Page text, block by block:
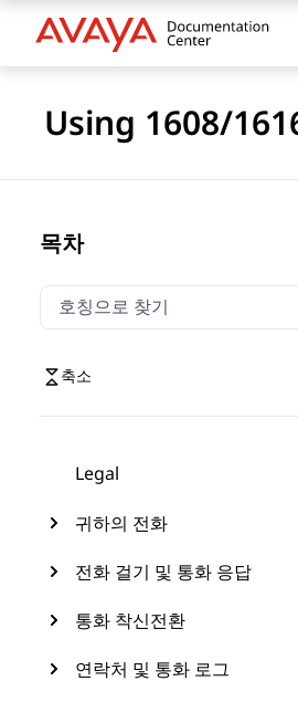
Using 1608/
목차
호칭으로 찾기
호칭으로 찾기 항목을 필터링
축소
Legal
귀하의 전화
전화 걸기 및 통화 응답
통화 착신전환
연락처 및 통화 로그